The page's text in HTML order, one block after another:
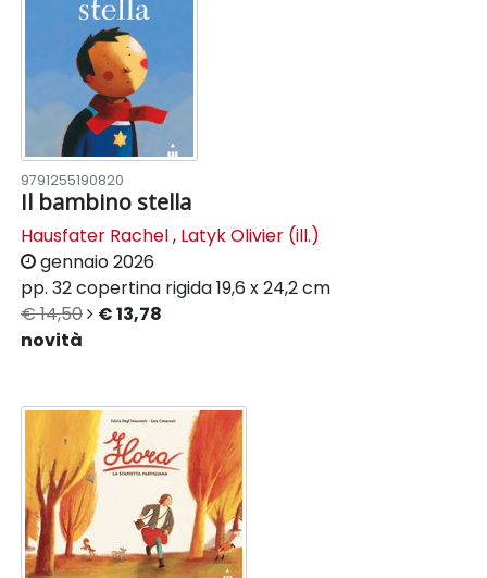
9791255190820
Il bambino stella
Hausfater Rachel, Latyk Olivier (ill.)
gennaio 2026
pp. 32copertina rigida19,6 x 24,2 cm
€ 14,50
€ 13,78
novità